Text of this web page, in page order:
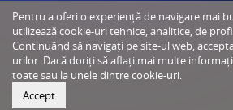
Pentru a oferi o experiență de navigare mai
utilizează cookie-uri tehnice, analitice, de
Continuând să navigați pe site-ul web,
urilor. Dacă doriți să aflați mai multe
toate sau la unele dintre cookie-uri.
Accept